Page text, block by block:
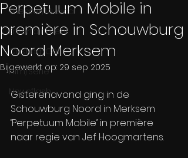
Theater/Musical
Entertainment
Casting-Call
Film/Serie
Newsflash
Perpetuum Mobile in
première in Schouwburg
Noord Merksem
Bijgewerkt op: 29 sep 2025
Gisterenavond ging in de
Schouwburg Noord in Merksem
‘Perpetuum Mobile’ in première
naar regie van Jef Hoogmartens.